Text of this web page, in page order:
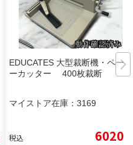
EDUCATES 大型裁断機・ペーパ
ーカッター 400枚裁断
マイストア在庫： 3169
税込 6020